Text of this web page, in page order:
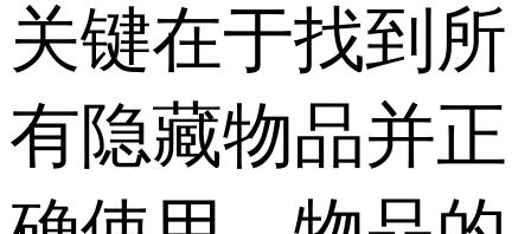
关键在于找到所
有隐藏物品并正